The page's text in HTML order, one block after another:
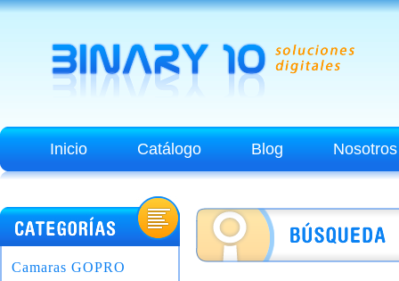
Inicio Catálogo Blog Nosotros
Camaras GOPRO